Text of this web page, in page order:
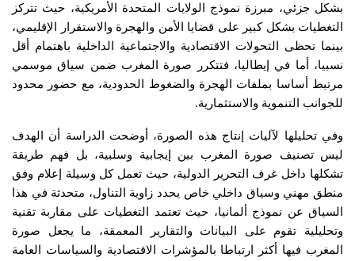
بشكل جزئي، مبرزة نموذج الولايات المتحدة الأمريكية، حيث تتركز
التغطيات بشكل كبير على قضايا الأمن والهجرة والاستقرار الإقليمي،
بينما تحظى التحولات الاقتصادية والاجتماعية الداخلية باهتمام أقل
نسبيا، أما في إيطاليا، فتتكرر صورة المغرب ضمن سياق موسمي
مرتبط أساسا بملفات الهجرة والضغوط الحدودية، مع حضور محدود
للجوانب التنموية والاستثمارية.
وفي تحليلها لآليات إنتاج هذه الصورة، أوضحت الدراسة أن الهدف
ليس تصنيف صورة المغرب بين إيجابية وسلبية، بل فهم طريقة
تشكلها داخل غرف التحرير الدولية، حيث تعمل كل وسيلة إعلام وفق
منطق مهني وسياق داخلي خاص يحدد زاوية التناول، متحدثة في هذا
السياق عن نموذج ألمانيا، حيث تعتمد التغطيات على مقاربة تقنية
وتحليلية تقوم على البيانات والتقارير المعمقة، ما يجعل صورة
المغرب فيها أكثر ارتباطا بالمؤشرات الاقتصادية والسياسات العامة